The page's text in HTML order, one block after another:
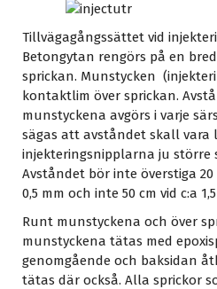
Tillvägagångssättet vid
Betongytan rengörs på en
sprickan. Munstycken
kontaktlim över sprickan.
munstyckena avgörs i varje
sägas att avståndet skall vara
injekteringsnipplarna ju större
Avståndet bör inte överstiga
0,5 mm och inte 50 cm vid c:a
Runt munstyckena och över
munstyckena tätas med
genomgående och baksidan
tätas där också. Alla sprickor